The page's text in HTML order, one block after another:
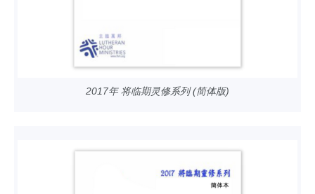
2017年 将临期灵修系列 (简体版)